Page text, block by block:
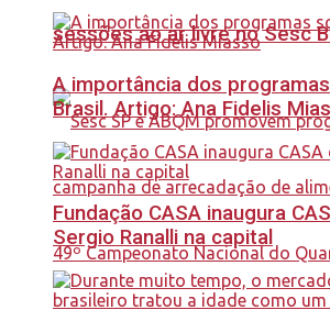
sessões ao ar livre no Sesc
A importância dos
Brasil. Artigo: Ana Fidelis
Fundação CASA inaugura
Sergio Ranalli na capital